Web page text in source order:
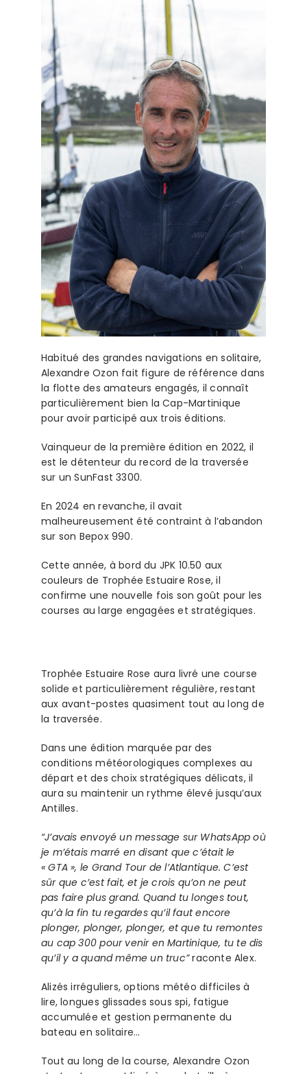
Habitué des grandes navigations en solitaire,
Alexandre Ozon fait figure de référence dans
la flotte des amateurs engagés, il connaît
particulièrement bien la Cap-Martinique
pour avoir participé aux trois éditions.
Vainqueur de la première édition en 2022, il
est le détenteur du record de la traversée
sur un SunFast 3300.
En 2024 en revanche, il avait
malheureusement été contraint à l’abandon
sur son Bepox 990.
Cette année, à bord du JPK 10.50 aux
couleurs de Trophée Estuaire Rose, il
confirme une nouvelle fois son goût pour les
courses au large engagées et stratégiques.
Trophée Estuaire Rose aura livré une course
solide et particulièrement régulière, restant
aux avant-postes quasiment tout au long de
la traversée.
Dans une édition marquée par des
conditions météorologiques complexes au
départ et des choix stratégiques délicats, il
aura su maintenir un rythme élevé jusqu’aux
Antilles.
“J’avais envoyé un message sur WhatsApp où
je m’étais marré en disant que c’était le
« GTA », le Grand Tour de l’Atlantique. C’est
sûr que c’est fait, et je crois qu’on ne peut
pas faire plus grand. Quand tu longes tout,
qu’à la fin tu regardes qu’il faut encore
plonger, plonger, plonger, et que tu remontes
au cap 300 pour venir en Martinique, tu te dis
qu’il y a quand même un truc”raconte Alex.
Alizés irréguliers, options météo difficiles à
lire, longues glissades sous spi, fatigue
accumulée et gestion permanente du
bateau en solitaire…
Tout au long de la course, Alexandre Ozon